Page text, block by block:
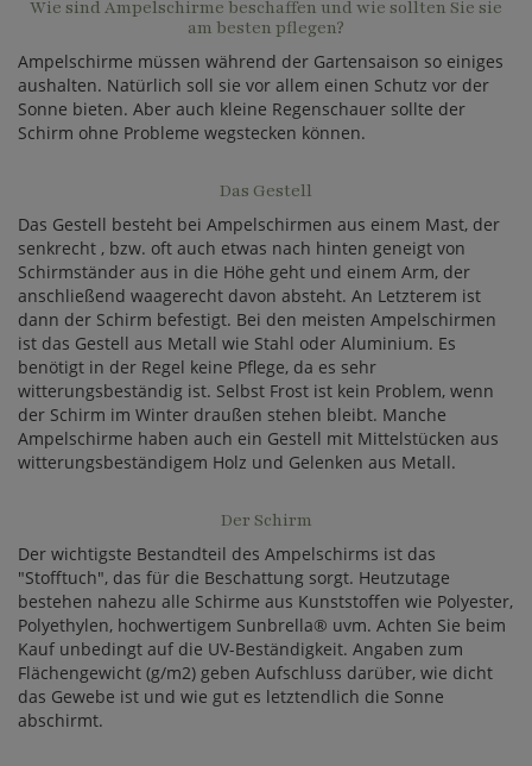
Wie sind Ampelschirme beschaffen und wie sollten Sie sie
am besten pflegen?
Ampelschirme müssen während der Gartensaison so einiges
aushalten. Natürlich soll sie vor allem einen Schutz vor der
Sonne bieten. Aber auch kleine Regenschauer sollte der
Schirm ohne Probleme wegstecken können.
Das Gestell
Das Gestell besteht bei Ampelschirmen aus einem Mast, der
senkrecht , bzw. oft auch etwas nach hinten geneigt von
Schirmständer aus in die Höhe geht und einem Arm, der
anschließend waagerecht davon absteht. An Letzterem ist
dann der Schirm befestigt. Bei den meisten Ampelschirmen
ist das Gestell aus Metall wie Stahl oder Aluminium. Es
benötigt in der Regel keine Pflege, da es sehr
witterungsbeständig ist. Selbst Frost ist kein Problem, wenn
der Schirm im Winter draußen stehen bleibt. Manche
Ampelschirme haben auch ein Gestell mit Mittelstücken aus
witterungsbeständigem Holz und Gelenken aus Metall.
Der Schirm
Der wichtigste Bestandteil des Ampelschirms ist das
"Stofftuch", das für die Beschattung sorgt. Heutzutage
bestehen nahezu alle Schirme aus Kunststoffen wie Polyester,
Polyethylen, hochwertigem Sunbrella® uvm. Achten Sie beim
Kauf unbedingt auf die UV-Beständigkeit. Angaben zum
Flächengewicht (g/m2) geben Aufschluss darüber, wie dicht
das Gewebe ist und wie gut es letztendlich die Sonne
abschirmt.